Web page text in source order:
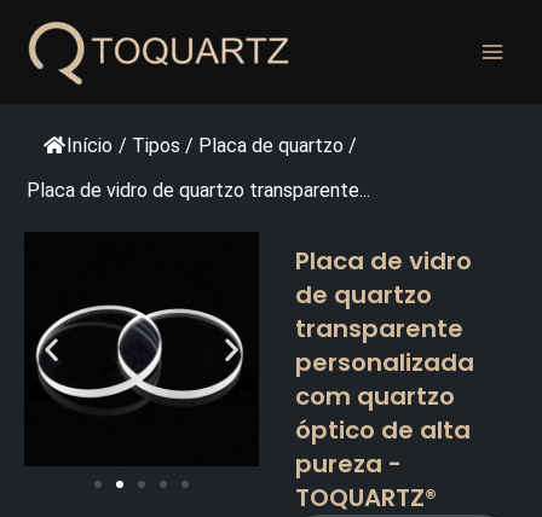
para
Início / Tipos / Placa de quartzo /
Placa de vidro de quartzo transparente...
Placa de vidro
de quartzo
transparente
personalizada
com quartzo
óptico de alta
pureza -
TOQUARTZ®